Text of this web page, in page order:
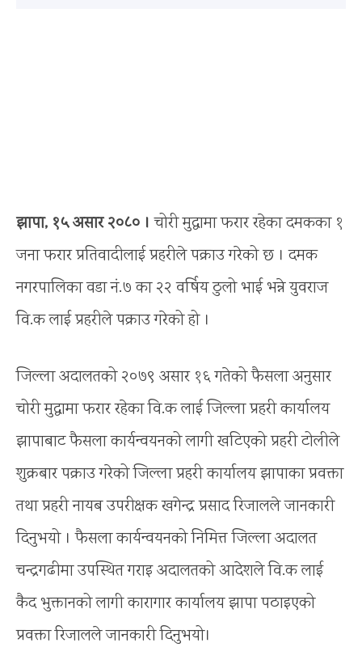
झापा, १५ असार २०८० । चोरी मुद्धामा फरार रहेका दमकका १
जना फरार प्रतिवादीलाई प्रहरीले पक्राउ गरेको छ । दमक
नगरपालिका वडा नं.७ का २२ वर्षिय ठुलो भाई भन्ने युवराज
वि.क लाई प्रहरीले पक्राउ गरेको हो ।
जिल्ला अदालतको २०७९ असार १६ गतेको फैसला अनुसार
चोरी मुद्धामा फरार रहेका वि.क लाई जिल्ला प्रहरी कार्यालय
झापाबाट फैसला कार्यन्वयनको लागी खटिएको प्रहरी टोलीले
शुक्रबार पक्राउ गरेको जिल्ला प्रहरी कार्यालय झापाका प्रवक्ता
तथा प्रहरी नायब उपरीक्षक खगेन्द्र प्रसाद रिजालले जानकारी
दिनुभयो । फैसला कार्यन्वयनको निमित्त जिल्ला अदालत
चन्द्रगढीमा उपस्थित गराइ अदालतको आदेशले वि.क लाई
कैद भुक्तानको लागी कारागार कार्यालय झापा पठाइएको
प्रवक्ता रिजालले जानकारी दिनुभयो।